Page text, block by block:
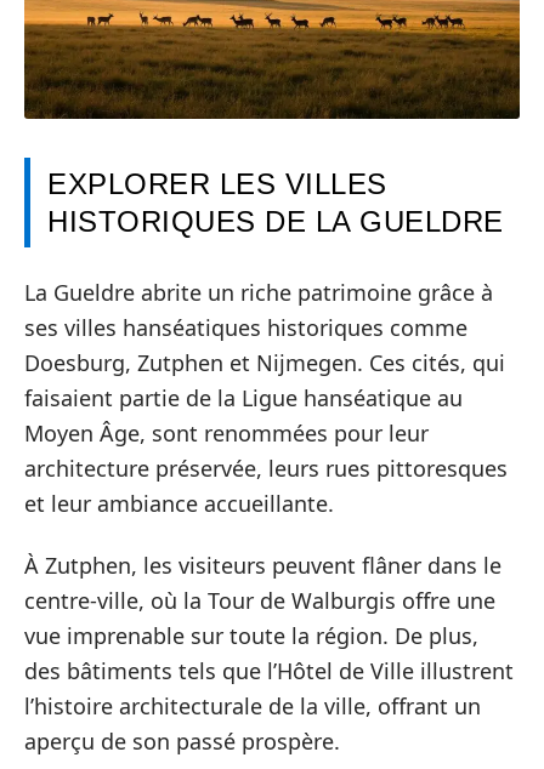
EXPLORER LES VILLES
HISTORIQUES DE LA GUELDRE
La Gueldre abrite un riche patrimoine grâce à
ses villes hanséatiques historiques comme
Doesburg, Zutphen et Nijmegen. Ces cités, qui
faisaient partie de la Ligue hanséatique au
Moyen Âge, sont renommées pour leur
architecture préservée, leurs rues pittoresques
et leur ambiance accueillante.
À Zutphen, les visiteurs peuvent flâner dans le
centre-ville, où la Tour de Walburgis offre une
vue imprenable sur toute la région. De plus,
des bâtiments tels que l’Hôtel de Ville illustrent
l’histoire architecturale de la ville, offrant un
aperçu de son passé prospère.